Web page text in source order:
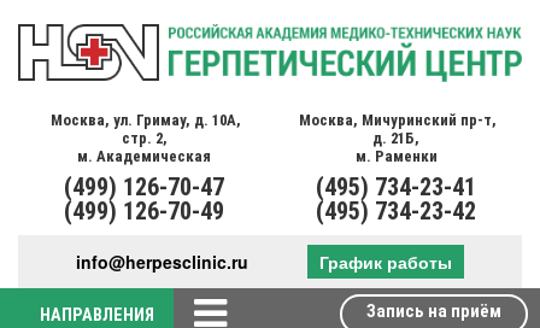
Москва, ул. Гримау, д. 10А,
стр. 2,
м. Академическая
(499) 126-70-47
(499) 126-70-49
Москва, Мичуринский пр-т,
д. 21Б,
м. Раменки
(495) 734-23-41
(495) 734-23-42
info@herpesclinic.ru График работы
НАПРАВЛЕНИЯ Запись на приём